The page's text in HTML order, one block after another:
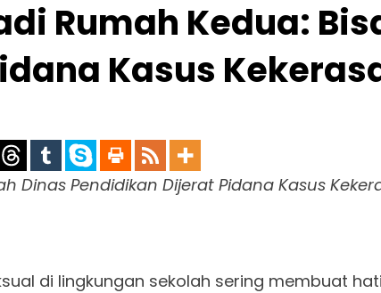
Rumah Kedua:
Kasus
Dinas Pendidikan Dijerat Pidana Kasus
di lingkungan sekolah sering membuat